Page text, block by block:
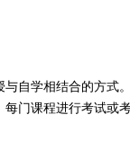
自学相结合的方式
门课程进行考试或考